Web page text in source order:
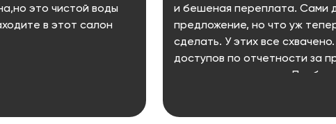
это чистой воды
в этот салон
и бешеная переплата. Сами
предложение, но что уж
сделать. У этих все
доступов по отчетности за
подозрительно мало.